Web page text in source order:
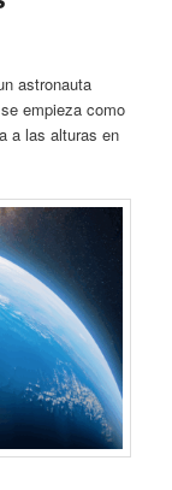
astronauta
empieza como
a las alturas en